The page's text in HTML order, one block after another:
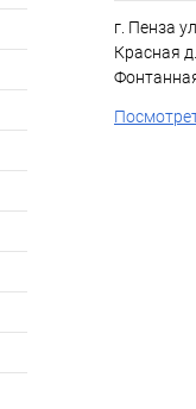
г. Пенза
Красная